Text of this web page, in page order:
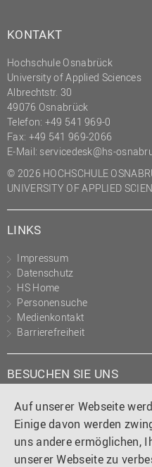
Auf unserer Webseite
Einige davon werden
uns andere ermöglichen,
unserer Webseite zu
KONTAKT
Hochschule Osnabrück
University of Applied Sciences
Albrechtstr. 30
49076 Osnabrück
Telefon: +49 541 969-0
Fax: +49 541 969-2066
E-Mail: servicedesk@hs-
© 2026 HOCHSCHULE
UNIVERSITY OF APPLIED
LINKS
Impressum
Datenschutz
HS Home
Personensuche
Medienkontakt
Barrierefreiheit
BESUCHEN SIE UNS
Instagram
TiktokLinkedIn